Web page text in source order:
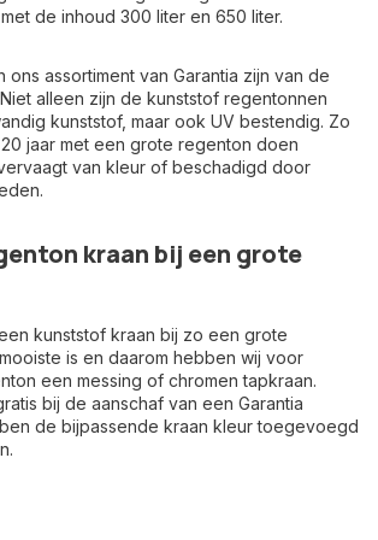
de inhoud 300 liter en 650 liter.
ons assortiment van Garantia zijn van de
alleen zijn de kunststof regentonnen
kunststof, maar ook UV bestendig. Zo
jaar met een grote regenton doen
van kleur of beschadigd door
kraan bij een grote
kunststof kraan bij zo een grote
is en daarom hebben wij voor
een messing of chromen tapkraan.
bij de aanschaf van een Garantia
de bijpassende kraan kleur toegevoegd